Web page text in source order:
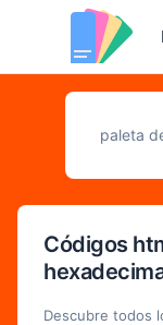
paleta
Códigos
Descubre todos